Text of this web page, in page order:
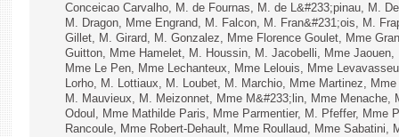
Conceicao Carvalho, M. de Fournas, M. de L&#233;pinau, M.
M. Dragon, Mme Engrand, M. Falcon, M. Fran&#231;ois, M.
Gillet, M. Girard, M. Gonzalez, Mme Florence Goulet, Mme
Guitton, Mme Hamelet, M. Houssin, M. Jacobelli, Mme
Mme Le Pen, Mme Lechanteux, Mme Lelouis, Mme
Lorho, M. Lottiaux, M. Loubet, M. Marchio, Mme Martinez,
M. Mauvieux, M. Meizonnet, Mme M&#233;lin, Mme Menache,
Odoul, Mme Mathilde Paris, Mme Parmentier, M. Pfeffer, Mme
Rancoule, Mme Robert-Dehault, Mme Roullaud, Mme